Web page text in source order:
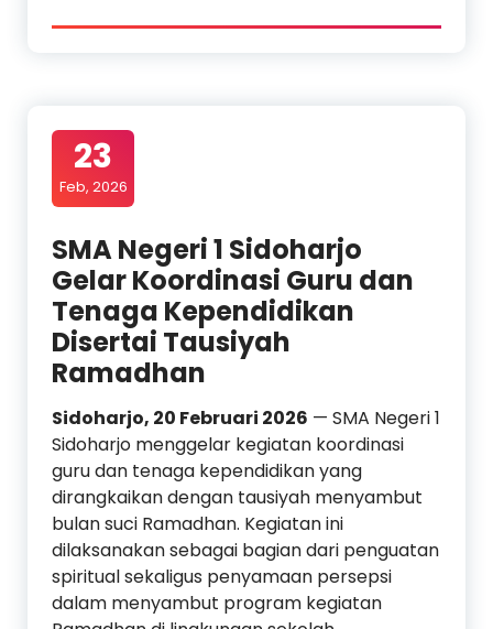
23
Feb, 2026
SMA Negeri 1 Sidoharjo
Gelar Koordinasi Guru dan
Tenaga Kependidikan
Disertai Tausiyah
Ramadhan
Sidoharjo, 20 Februari 2026 — SMA Negeri 1
Sidoharjo menggelar kegiatan koordinasi
guru dan tenaga kependidikan yang
dirangkaikan dengan tausiyah menyambut
bulan suci Ramadhan. Kegiatan ini
dilaksanakan sebagai bagian dari penguatan
spiritual sekaligus penyamaan persepsi
dalam menyambut program kegiatan